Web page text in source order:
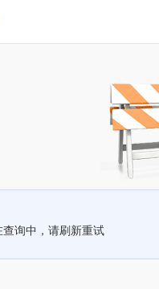
查询中，请刷新重试